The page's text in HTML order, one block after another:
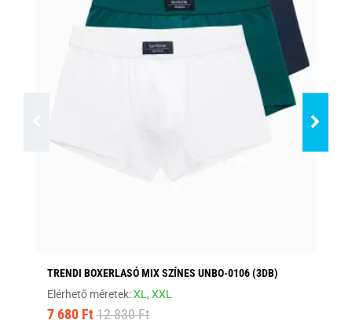
TRENDI BOXERLASÓ MIX SZÍNES UNBO-0106 (3DB)
Elérhető méretek:XL,XXL
7 680 Ft 12 830 Ft